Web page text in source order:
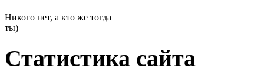
Никого нет, а кто же тогда
ты)
Статистика сайта